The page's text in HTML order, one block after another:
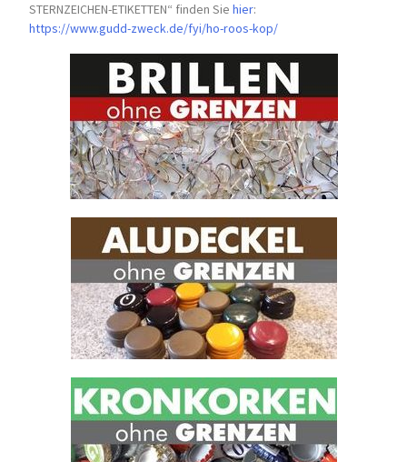
STERNZEICHEN-ETIKETTEN“ finden Siehier:
https://www.gudd-zweck.de/fyi/ho-roos-kop/